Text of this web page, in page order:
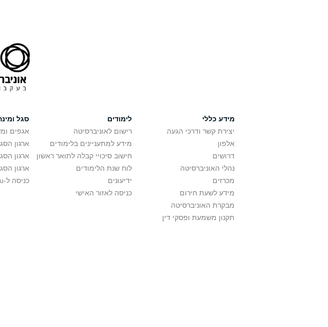
מידע כללי
יצירת קשר ודרכי הגעה
אלפון
דרושים
נהלי האוניברסיטה
מכרזים
מידע לשעת חירום
מבקרת האוניברסיטה
תקנון משמעת ופסקי דין
לימודים
רישום לאוניברסיטה
מידע למתעניינים בלימודים
חישוב סיכויי קבלה לתואר ראשון
לוח שנת הלימודים
ידיעונים
כניסה לאזור האישי
סגל
אגפים
ארגון
ארגון
ארגון
כניסה ל-My Tau